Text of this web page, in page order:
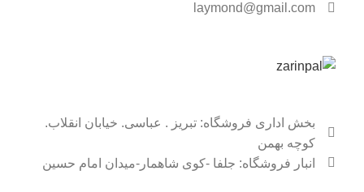
laymond@gmail.com
بخش اداری فروشگاه: تبریز . عباسی. خیابان انقلاب.
کوچه بهمن
انبار فروشگاه: جلفا -کوی شاهمار-میدان امام حسین